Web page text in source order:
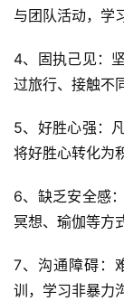
与团队活动，学
4、固执己见：
过旅行、接触不
5、好胜心强：
将好胜心转化为
6、缺乏安全感
冥想、瑜伽等方
7、沟通障碍：
训，学习非暴力